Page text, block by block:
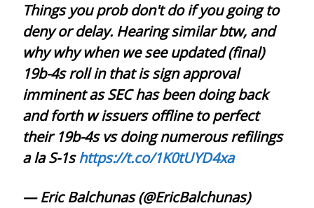
Things you prob don't do if you going to
deny or delay. Hearing similar btw, and
why why when we see updated (final)
19b-4s roll in that is sign approval
imminent as SEC has been doing back
and forth w issuers offline to perfect
their 19b-4s vs doing numerous refilings
a la S-1shttps://t.co/1K0tUYD4xa
— Eric Balchunas (@EricBalchunas)